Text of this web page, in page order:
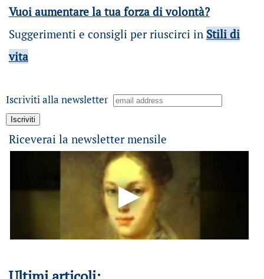
Vuoi aumentare la tua forza di volontà?
Suggerimenti e consigli per riuscirci in Stili di
vita
Iscriviti alla newsletter
Riceverai la newsletter mensile